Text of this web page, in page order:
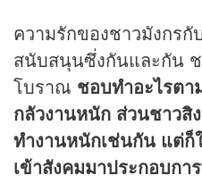
ความรักของชาวมังกรกั
สนับสนุนซึ่งกันและกัน ช
โบราณ ชอบทำอะไรต
กลัวงานหนัก ส่วนชาวสิ
ทำงานหนักเช่นกัน แต่ก็
เข้าสังคมมาประกอบกา